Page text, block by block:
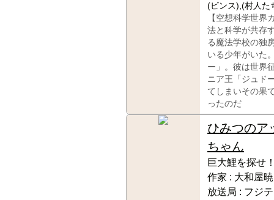
(ビンス),(村人た
【空想科学世界
法と科学が共存
る魔法学校の独
いる少年がいた
ー」。彼は世界
ニア王「ジュド
てしまいその果
ったのだ
ひみつのア
ちゃん
巨大鯉を探せ
作家 : 大和屋暁
放送局 : フジ